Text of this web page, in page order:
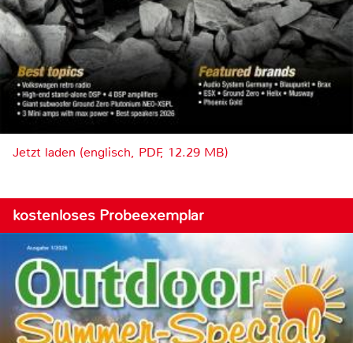
Jetzt laden (englisch, PDF, 12.29 MB)
kostenloses Probeexemplar